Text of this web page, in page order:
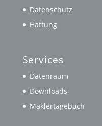
Datenschutz
Haftung
Services
Datenraum
Downloads
Maklertagebuch